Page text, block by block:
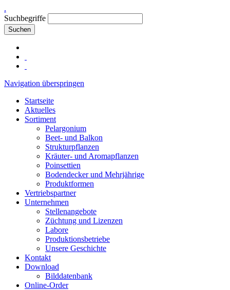
.
Suchbegriffe
Suchen
Navigation überspringen
Startseite
Aktuelles
Sortiment
Pelargonium
Beet- und Balkon
Strukturpflanzen
Kräuter- und Aromapflanzen
Poinsettien
Bodendecker und Mehrjährige
Produktformen
Vertriebspartner
Unternehmen
Stellenangebote
Züchtung und Lizenzen
Labore
Produktionsbetriebe
Unsere Geschichte
Kontakt
Download
Bilddatenbank
Online-Order